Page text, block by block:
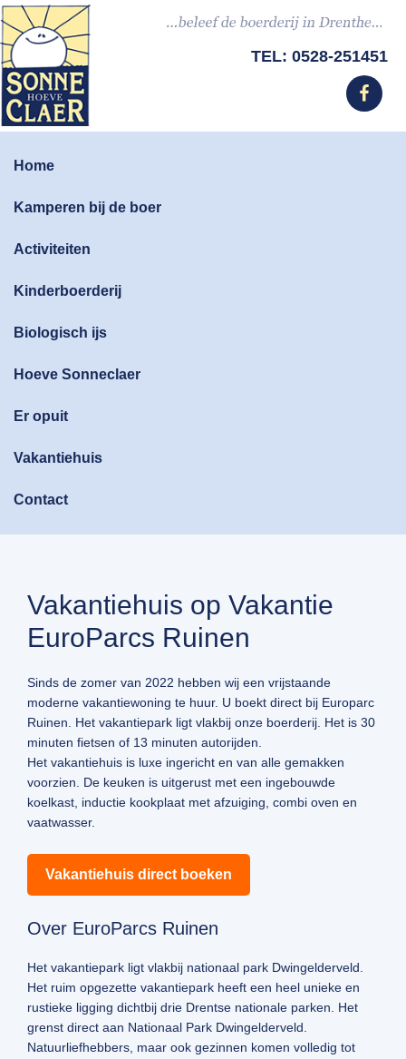
Skip
to
primary
navigation
Skip
to
main
content
Skip
to
primary
sidebar
Skip
to
footer
Boerderij
Drenthe
Kamperen
de
TEL: 0528-251451
Home
Kamperen bij de boer
Activiteiten
Kinderboerderij
Biologisch ijs
Hoeve Sonneclaer
Er opuit
Vakantiehuis
Contact
Vakantiehuis op Vakantie
EuroParcs Ruinen
Sinds de zomer van 2022 hebben wij een vrijstaande
moderne vakantiewoning te huur. U boekt direct bij Europarc
Ruinen. Het vakantiepark ligt vlakbij onze boerderij. Het is 30
minuten fietsen of 13 minuten autorijden.
Het vakantiehuis is luxe ingericht en van alle gemakken
voorzien. De keuken is uitgerust met een ingebouwde
koelkast, inductie kookplaat met afzuiging, combi oven en
vaatwasser.
Vakantiehuis direct boeken
Over EuroParcs Ruinen
Het vakantiepark ligt vlakbij nationaal park Dwingelderveld.
Het ruim opgezette vakantiepark heeft een heel unieke en
rustieke ligging dichtbij drie Drentse nationale parken. Het
grenst direct aan Nationaal Park Dwingelderveld.
Natuurliefhebbers, maar ook gezinnen komen volledig tot